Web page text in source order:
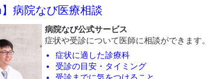
病院なび医療相談
病院なび公式サービス
症状や受診について医師に相談ができます。
症状に適した診療科
受診の目安・タイミング